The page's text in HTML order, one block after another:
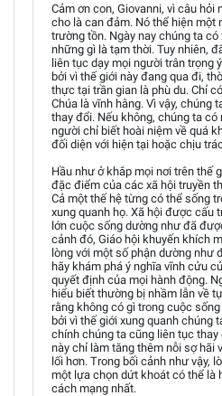
Cảm ơn con, Giovanni, vì câu hỏi
cho là can đảm. Nó thể hiện một
trường tồn. Ngày nay chúng ta
những gì là tạm thời. Tuy nhiên,
liên tục dạy mọi người trân trọng
bởi vì thế giới này đang qua đi,
thực tại trần gian là phù du. Chỉ
Chúa là vĩnh hằng. Vì vậy, chúng
thay đổi. Nếu không, chúng ta
người chỉ biết hoài niệm về quá
đối diện với hiện tại hoặc chịu
Hầu như ở khắp mọi nơi trên thế
đặc điểm của các xã hội truyền
Cả một thế hệ từng có thể sống
xung quanh họ. Xã hội được cấu
lớn cuộc sống dường như đã
cảnh đó, Giáo hội khuyến khích
lòng với một số phận dường như
hãy khám phá ý nghĩa vĩnh cửu
quyết định của mọi hành động.
hiểu biết thường bị nhầm lẫn về
rằng không có gì trong cuộc
bởi vì thế giới xung quanh chúng
chính chúng ta cũng liên tục thay
này chỉ làm tăng thêm nỗi sợ hãi
lối hơn. Trong bối cảnh như vậy,
một lựa chọn dứt khoát có thể là
cách mạng nhất.